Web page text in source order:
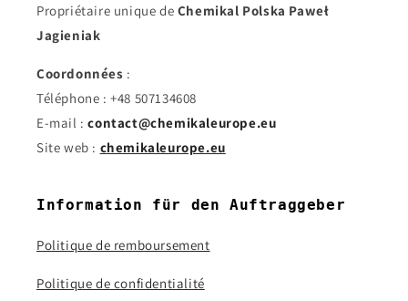
Propriétaire unique de Chemikal Polska Paweł
Jagieniak
Coordonnées :
Téléphone : +48 507134608
E-mail :contact@chemikaleurope.eu
Site web : chemikaleurope.eu
Information für den Auftraggeber
Politique de remboursement
Politique de confidentialité